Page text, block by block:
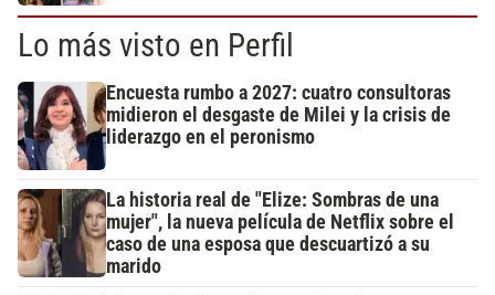
Lo más visto en Perfil
Encuesta rumbo a 2027: cuatro consultoras
midieron el desgaste de Milei y la crisis de
liderazgo en el peronismo
La historia real de "Elize: Sombras de una
mujer", la nueva película de Netflix sobre el
caso de una esposa que descuartizó a su
marido